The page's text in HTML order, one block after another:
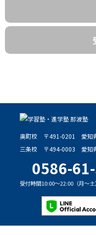
奥町校 〒491-0201 愛知
三条校
〒494-0003 愛知
0586-
受付時間10:00～22:00（月～土）